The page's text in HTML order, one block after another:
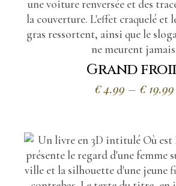
Grand
€4.99 – € 19.99
Plage
de
à
€19.99